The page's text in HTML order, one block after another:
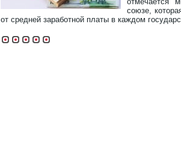
союзе,
от средней заработной платы в каждом